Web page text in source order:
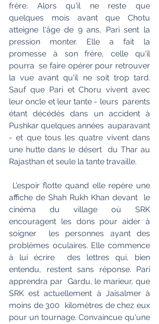
frère. Alors qu'il ne reste que
quelques mois avant que Chotu
atteigne l'âge de 9 ans, Pari sent la
pression monter. Elle a fait la
promesse à son frère, celle qu'il
pourra  se faire opérer pour retrouver
la vue avant qu'il ne soit trop tard.
Sauf que Pari et Choru vivent avec
leur oncle et leur tante - leurs  parents
étant décédés dans un accident à
Pushkar quelques années  auparavant
- et que tous les quatre vivent dans
une hutte dans le désert  du Thar au
Rajasthan et seule la tante travaille.
affiche de Shah Rukh Khan devant  le
cinéma du village où SRK
encouragent les dons pour aider à
soigner  les personnes ayant des
problèmes oculaires. Elle commence
à lui écrire  des lettres qui, bien
entendu, restent sans réponse. Pari
apprendra par  Gardu, le marieur, que
SRK est actuellement à Jaisalmer à
moins de 300  kilomètres de chez eux
pour un tournage. Convaincue qu'une